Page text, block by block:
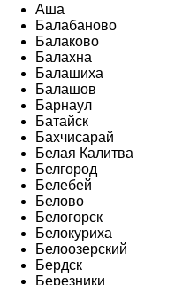
Аша
Балабаново
Балаково
Балахна
Балашиха
Балашов
Барнаул
Батайск
Бахчисарай
Белая Калитва
Белгород
Белебей
Белово
Белогорск
Белокуриха
Белоозерский
Бердск
Березники